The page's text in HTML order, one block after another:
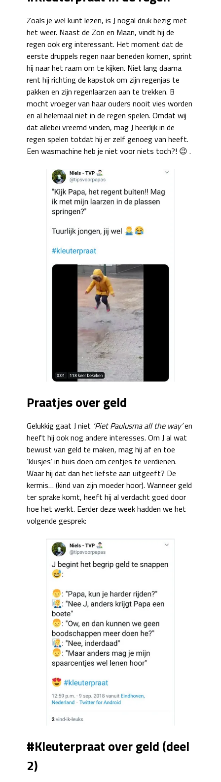
Zoals je wel kunt lezen, is J nogal druk bezig met
het weer. Naast de Zon en Maan, vindt hij de
regen ook erg interessant. Het moment dat de
eerste druppels regen naar beneden komen, sprint
hij naar het raam om te kijken. Niet lang daarna
rent hij richting de kapstok om zijn regenjas te
pakken en zijn regenlaarzen aan te trekken. B
mocht vroeger van haar ouders nooit vies worden
en al helemaal niet in de regen spelen. Omdat wij
dat allebei vreemd vinden, mag J heerlijk in de
regen spelen totdat hij er zelf genoeg van heeft.
Een wasmachine heb je niet voor niets toch?! 😉 .
Praatjes over geld
Gelukkig gaat J niet ‘Piet Paulusma all the way’en
heeft hij ook nog andere interesses. Om J al wat
bewust van geld te maken, mag hij af en toe
‘klusjes’ in huis doen om centjes te verdienen.
Waar hij dat dan het liefste aan uitgeeft? De
kermis… (kind van zijn moeder hoor). Wanneer geld
ter sprake komt, heeft hij al verdacht goed door
hoe het werkt. Eerder deze week hadden we het
volgende gesprek:
#Kleuterpraat over geld (deel
2)